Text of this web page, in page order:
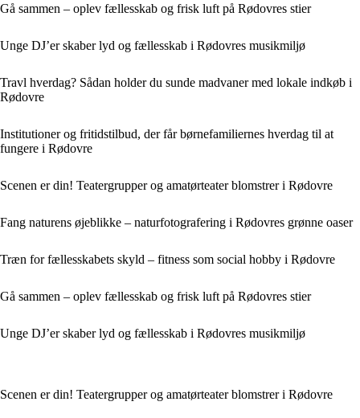
Gå sammen – oplev fællesskab og frisk luft på Rødovres stier
Unge DJ’er skaber lyd og fællesskab i Rødovres musikmiljø
Travl hverdag? Sådan holder du sunde madvaner med lokale indkøb i
Rødovre
Institutioner og fritidstilbud, der får børnefamiliernes hverdag til at
fungere i Rødovre
Scenen er din! Teatergrupper og amatørteater blomstrer i Rødovre
Fang naturens øjeblikke – naturfotografering i Rødovres grønne oaser
Træn for fællesskabets skyld – fitness som social hobby i Rødovre
Gå sammen – oplev fællesskab og frisk luft på Rødovres stier
Unge DJ’er skaber lyd og fællesskab i Rødovres musikmiljø
Scenen er din! Teatergrupper og amatørteater blomstrer i Rødovre